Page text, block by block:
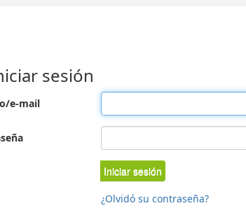
sesión
e-mail
Iniciar sesión
¿Olvidó su contraseña?